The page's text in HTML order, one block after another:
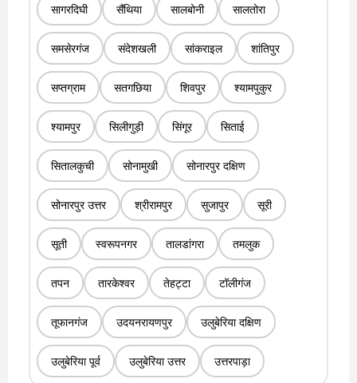
सागरदिघी सैंथिया सालबोनी सालतोरा
समसेरगंज संदेशखली सांकराइल शांतिपुर
सप्तग्राम सतगछिया शिवपुर श्यामपुकुर
श्यामपुर सिलीगुड़ी सिंगूर सिताई
सितालकुची सोनामुखी सोनारपुर दक्षिण
सोनारपुर उत्तर श्रीरामपुर सुजापुर सूरी
सूती स्वरूपनगर तालडांगरा तमलुक
तपन तारकेश्वर तेहट्टा टॉलीगंज
तूफानगंज उदयनरायणपुर उलुबेरिया दक्षिण
उलुबेरिया पूर्व उलुबेरिया उत्तर उत्तरपाड़ा